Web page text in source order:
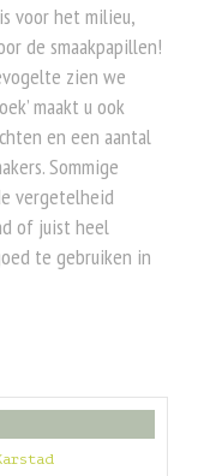
voor het milieu,
de smaakpapillen!
zien we
maakt u ook
en een aantal
Sommige
vergetelheid
of juist heel
te gebruiken in